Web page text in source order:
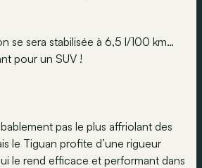
se sera stabilisée à 6,5 l/100 km…
pour un SUV !
pas le plus affriolant des
le Tiguan profite d’une rigueur
le rend efficace et performant dans